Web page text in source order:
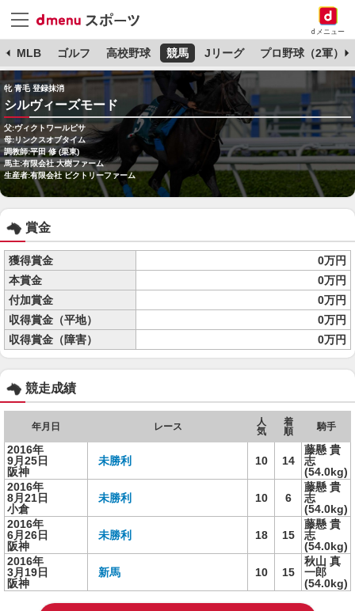
dメニュー
MLB ゴルフ 高校野球 競馬 Jリーグ プロ野球（2軍）
牝 青毛 登録抹消
シルヴィーズモード
父:ヴィクトワールピサ
母:リンクスオブタイム
調教師:平田 修 (栗東)
馬主:有限会社 大樹ファーム
生産者:有限会社 ビクトリーファーム
賞金
獲得賞金
0万円
本賞金
0万円
付加賞金
0万円
収得賞金（平地）
0万円
収得賞金（障害）
0万円
競走成績
年月日 レース
人
気
着
順
騎手
2016年
9月25日
阪神
未勝利 10 14
藤懸 貴
志
(54.0kg)
2016年
8月21日
小倉
未勝利 10 6
藤懸 貴
志
(54.0kg)
2016年
6月26日
阪神
未勝利 18 15
藤懸 貴
志
(54.0kg)
2016年
3月19日
阪神
新馬 10 15
秋山 真
一郎
(54.0kg)